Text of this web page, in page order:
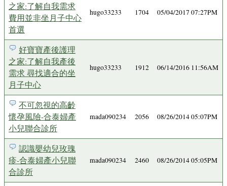
之家:了解自我需求
費用並非坐月子中心
首選
hugo33233 1704 05/04/2017 07:27PM
好寶寶產後護理
之家:了解自我產後
需求 尋找適合的坐
月子中心
hugo33233 1912 06/14/2016 11:56AM
不可忽視的高齡
懷孕風險-合泰婦產
小兒聯合診所
mada090234 2056 08/26/2014 05:07PM
認識嬰幼兒玫瑰
疹-合泰婦產小兒聯
合診所
mada090234 2460 08/26/2014 05:05PM